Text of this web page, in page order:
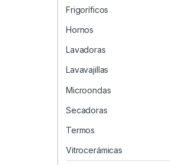
Frigoríficos
Hornos
Lavadoras
Lavavajillas
Microondas
Secadoras
Termos
Vitrocerámicas